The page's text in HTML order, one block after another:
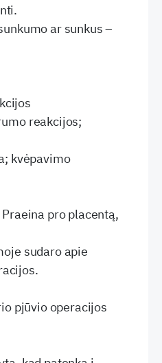
ar sunkus –
reakcijos;
kvėpavimo
pro placentą,
sudaro apie
pjūvio operacijos